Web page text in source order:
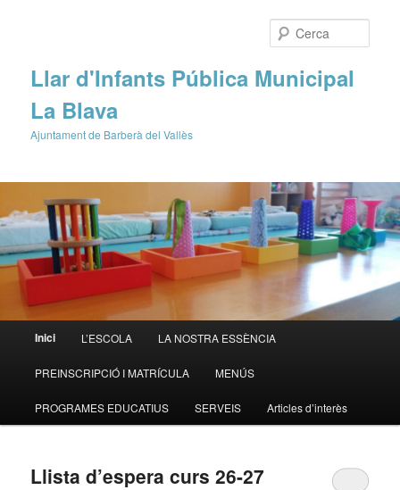
Llar d'Infants Pública Municipal
La Blava
Ajuntament de Barberà del Vallès
Aneu
al
contingut
Aneu
al
contingut
Inici L’ESCOLA LA NOSTRA ESSÈNCIA
PREINSCRIPCIÓ I MATRÍCULA MENÚS
PROGRAMES EDUCATIUS SERVEIS Articles d’interès
Llista d’espera curs 26-27